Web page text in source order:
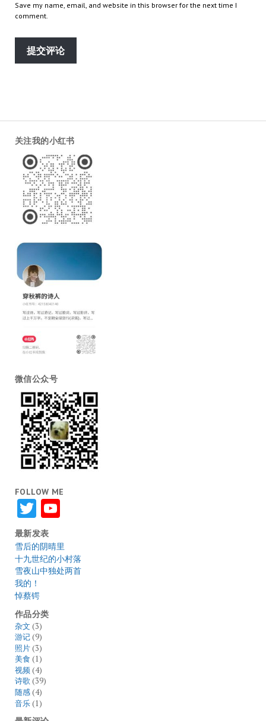
Save my name, email, and website in this browser for the next time I
comment.
关注我的小红书
微信公众号
FOLLOW ME
TwitterYouTube
最新发表
雪后的阴晴里
十九世纪的小村落
雪夜山中独处两首
我的！
悼蔡锷
作品分类
杂文 (3)
游记(9)
照片(3)
美食 (1)
视频(4)
诗歌(39)
随感(4)
音乐(1)